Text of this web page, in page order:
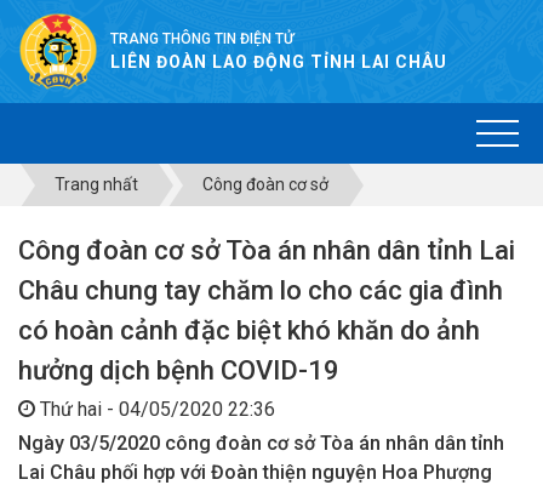
TRANG THÔNG TIN ĐIỆN TỬ
LIÊN ĐOÀN LAO ĐỘNG TỈNH LAI CHÂU
Trang nhất Công đoàn cơ sở
Công đoàn cơ sở Tòa án nhân dân tỉnh Lai
Châu chung tay chăm lo cho các gia đình
có hoàn cảnh đặc biệt khó khăn do ảnh
hưởng dịch bệnh COVID-19
Thứ hai - 04/05/2020 22:36
Ngày 03/5/2020 công đoàn cơ sở Tòa án nhân dân tỉnh
Lai Châu phối hợp với Đoàn thiện nguyện Hoa Phượng